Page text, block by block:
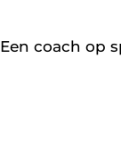
Een coach op